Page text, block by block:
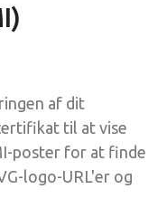
af dit
til at vise
poster for at finde
logo-URL'er og